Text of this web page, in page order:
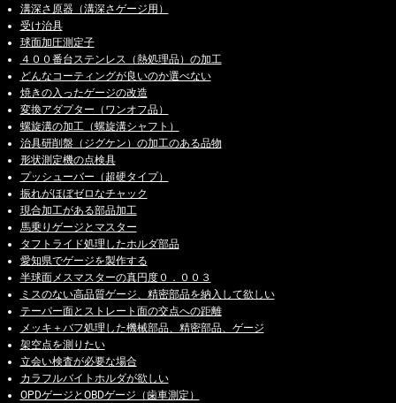
溝深さ原器（溝深さゲージ用）
受け治具
球面加圧測定子
４００番台ステンレス（熱処理品）の加工
どんなコーティングが良いのか選べない
焼きの入ったゲージの改造
変換アダプター（ワンオフ品）
螺旋溝の加工（螺旋溝シャフト）
治具研削盤（ジグケン）の加工のある品物
形状測定機の点検具
プッシューバー（超硬タイプ）
振れがほぼゼロなチャック
現合加工がある部品加工
馬乗りゲージとマスター
タフトライド処理したホルダ部品
愛知県でゲージを製作する
半球面メスマスターの真円度０．００３
ミスのない高品質ゲージ、精密部品を納入して欲しい
テーパー面とストレート面の交点への距離
メッキ＋バフ処理した機械部品、精密部品、ゲージ
架空点を測りたい
立会い検査が必要な場合
カラフルバイトホルダが欲しい
OPDゲージとOBDゲージ（歯車測定）